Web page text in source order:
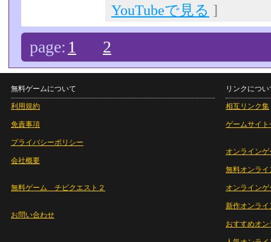
YouTubeで見る ]
page: 1 2
無料ゲームについて
利用規約
免責事項
プライバシーポリシー
会社概要
無料ゲーム チビクエスト２
お問い合わせ
リンクについ
相互リンク集
ゲームサイト
オンラインゲ
無料オンライ
オンライン
新作オンライ
おすすめオ